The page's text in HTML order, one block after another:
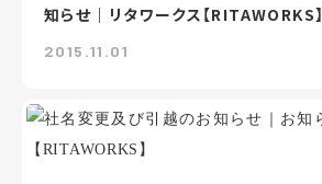
知らせ｜リタワークス【RITAWORKS】
2015.11.01